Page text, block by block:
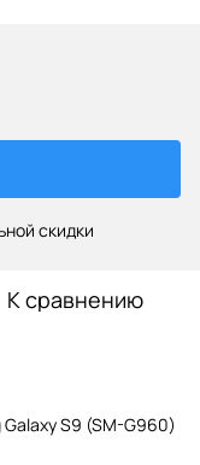
скидки
К сравнению
Galaxy S9 (SM-G960)